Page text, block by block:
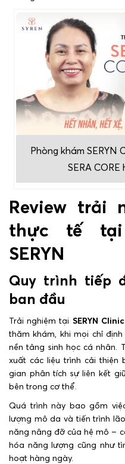
Phòng khám SERYN
SERA CORE
Review trải
thực tế tại
SERYN
Quy trình tiếp
ban đầu
Trải nghiệm tại SERYN Clinic
thăm khám, khi mọi chỉ
nền tảng sinh học cá nhân.
xuất các liệu trình cải thiện
gian phân tích sự liên kết
bên trong cơ thể.
Quá trình này bao gồm
lượng mô da và tiến trình
năng nâng đỡ của hệ mô –
hóa năng lượng cũng như
hoạt hàng ngày.